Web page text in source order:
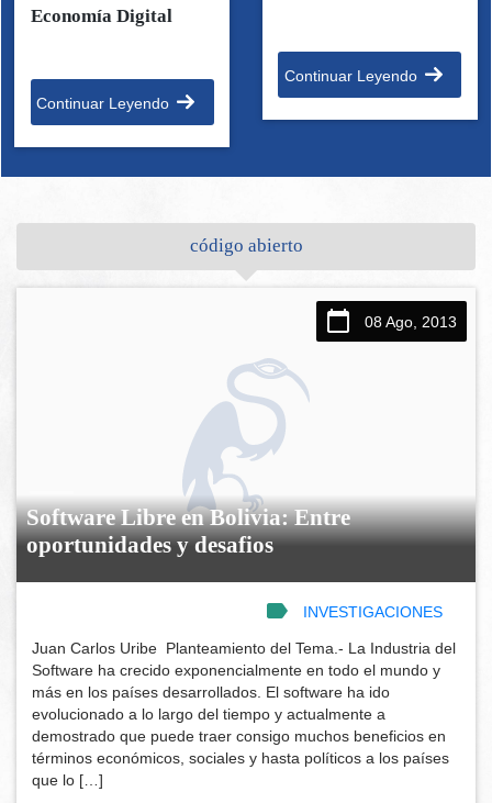
Economía Digital
Continuar Leyendo
Continuar Leyendo
código abierto
08 Ago, 2013
Software Libre en Bolivia: Entre
oportunidades y desafios
INVESTIGACIONES
Juan Carlos Uribe Planteamiento del Tema.- La Industria del
Software ha crecido exponencialmente en todo el mundo y
más en los países desarrollados. El software ha ido
evolucionado a lo largo del tiempo y actualmente a
demostrado que puede traer consigo muchos beneficios en
términos económicos, sociales y hasta políticos a los países
que lo […]